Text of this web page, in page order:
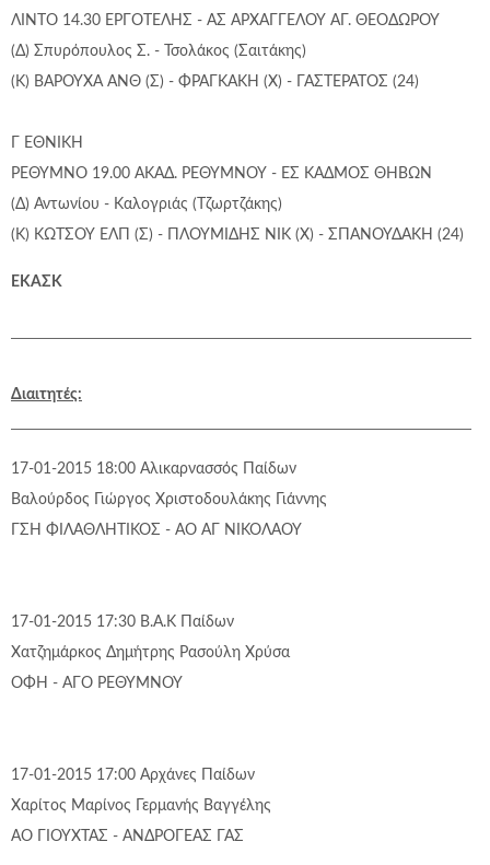
ΛΙΝΤΟ 14.30 ΕΡΓΟΤΕΛΗΣ - ΑΣ ΑΡΧΑΓΓΕΛΟΥ ΑΓ. ΘΕΟΔΩΡΟΥ
(Δ) Σπυρόπουλος Σ. - Τσολάκος (Σαιτάκης)
(Κ) ΒΑΡΟΥΧΑ ΑΝΘ (Σ) - ΦΡΑΓΚΑΚΗ (Χ) - ΓΑΣΤΕΡΑΤΟΣ (24)
Γ ΕΘΝΙΚΗ
ΡΕΘΥΜΝΟ 19.00 ΑΚΑΔ. ΡΕΘΥΜΝΟΥ - ΕΣ ΚΑΔΜΟΣ ΘΗΒΩΝ
(Δ) Αντωνίου - Καλογριάς (Τζωρτζάκης)
(Κ) ΚΩΤΣΟΥ ΕΛΠ (Σ) - ΠΛΟΥΜΙΔΗΣ ΝΙΚ (Χ) - ΣΠΑΝΟΥΔΑΚΗ (24)
ΕΚΑΣΚ
Διαιτητές:
17-01-2015 18:00 Αλικαρνασσός
Παίδων
Βαλούρδος Γιώργος Χριστοδουλάκης Γιάννης
ΓΣΗ ΦΙΛΑΘΛΗΤΙΚΟΣ - ΑΟ ΑΓ ΝΙΚΟΛΑΟΥ
17-01-2015 17:30 Β.Α.Κ
Παίδων
Χατζημάρκος Δημήτρης Ρασούλη Χρύσα
ΟΦΗ - ΑΓΟ ΡΕΘΥΜΝΟΥ
17-01-2015 17:00 Αρχάνες
Παίδων
Χαρίτος Μαρίνος
Γερμανής Βαγγέλης
ΑΟ ΓΙΟΥΧΤΑΣ - ΑΝΔΡΟΓΕΑΣ ΓΑΣ